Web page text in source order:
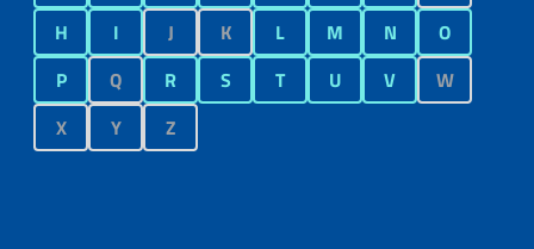
H
I J K L M N
O
P
Q R S T U V
W
X
Y Z